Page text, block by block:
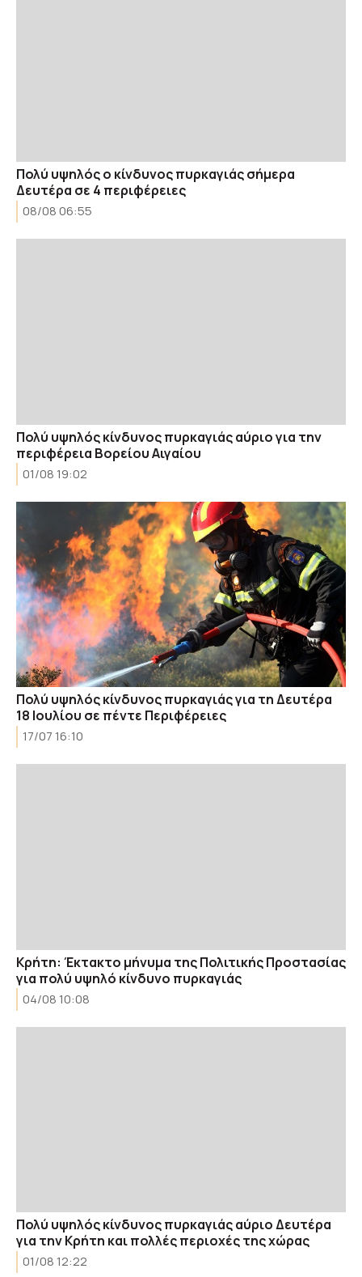
Πολύ υψηλός ο κίνδυνος πυρκαγιάς σήμερα
Δευτέρα σε 4 περιφέρειες
08/08 06:55
Πολύ υψηλός κίνδυνος πυρκαγιάς αύριο για την
περιφέρεια Βορείου Αιγαίου
01/08 19:02
Πολύ υψηλός κίνδυνος πυρκαγιάς για τη Δευτέρα
18 Ιουλίου σε πέντε Περιφέρειες
17/07 16:10
Κρήτη: Έκτακτο μήνυμα της Πολιτικής Προστασίας
για πολύ υψηλό κίνδυνο πυρκαγιάς
04/08 10:08
Πολύ υψηλός κίνδυνος πυρκαγιάς αύριο Δευτέρα
για την Κρήτη και πολλές περιοχές της χώρας
01/08 12:22